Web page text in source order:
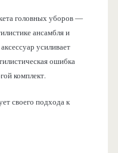
головных уборов —
ансамбля и
усиливает
ошибка
комплект.
своего подхода к